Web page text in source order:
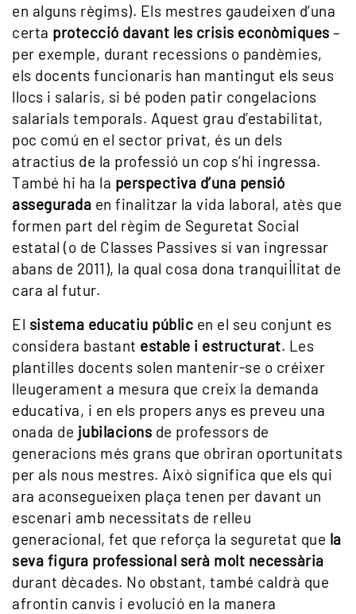
en alguns règims). Els mestres gaudeixen d’una
certa protecció davant les crisis econòmiques –
per exemple, durant recessions o pandèmies,
els docents funcionaris han mantingut els seus
llocs i salaris, si bé poden patir congelacions
salarials temporals. Aquest grau d’estabilitat,
poc comú en el sector privat, és un dels
atractius de la professió un cop s’hi ingressa.
També hi ha la perspectiva d’una pensió
assegurada en finalitzar la vida laboral, atès que
formen part del règim de Seguretat Social
estatal (o de Classes Passives si van ingressar
abans de 2011), la qual cosa dona tranquil·litat de
cara al futur.
El sistema educatiu públic en el seu conjunt es
considera bastant estable i estructurat. Les
plantilles docents solen mantenir-se o créixer
lleugerament a mesura que creix la demanda
educativa, i en els propers anys es preveu una
onada de jubilacions de professors de
generacions més grans que obriran oportunitats
per als nous mestres. Això significa que els qui
ara aconsegueixen plaça tenen per davant un
escenari amb necessitats de relleu
generacional, fet que reforça la seguretat que la
seva figura professional serà molt necessària
durant dècades. No obstant, també caldrà que
afrontin canvis i evolució en la manera